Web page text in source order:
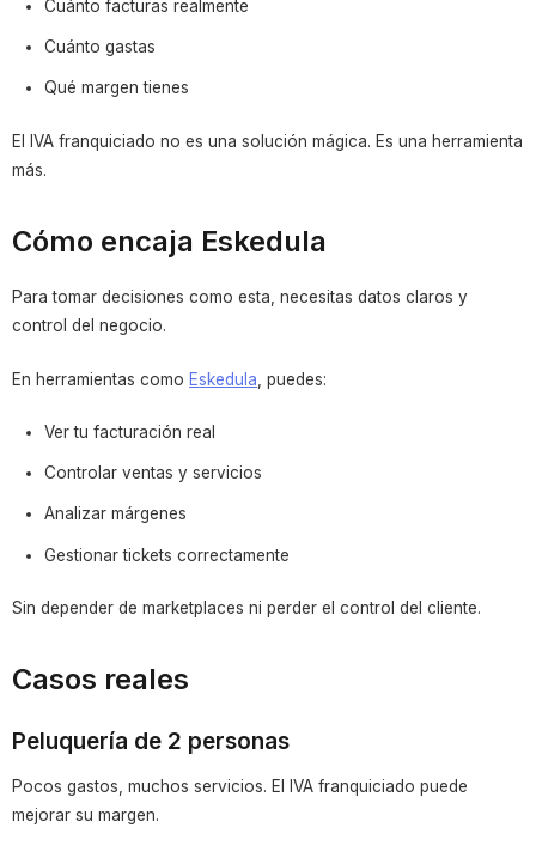
Cuánto facturas realmente
Cuánto gastas
Qué margen tienes
El IVA franquiciado no es una solución mágica. Es una herramienta
más.
Cómo encaja Eskedula
Para tomar decisiones como esta, necesitas datos claros y
control del negocio.
En herramientas como Eskedula , puedes:
Ver tu facturación real
Controlar ventas y servicios
Analizar márgenes
Gestionar tickets correctamente
Sin depender de marketplaces ni perder el control del cliente.
Casos reales
Peluquería de 2 personas
Pocos gastos, muchos servicios. El IVA franquiciado puede
mejorar su margen.